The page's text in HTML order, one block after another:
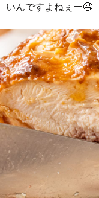
いんですよねぇー🤤